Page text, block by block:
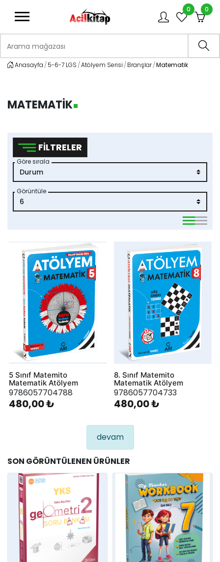
0 0
Anasayfa 5-6-7 LGS Atölyem Serisi Branşlar Matematik
MATEMATIK
FILTRELER
Göre sırala
Görüntüle
5 Sınıf Matemito
Matematik Atölyem
9786057704788
480,00 ₺
8. Sınıf Matemito
Matematik Atölyem
9786057704733
480,00 ₺
devam
SON GÖRÜNTÜLENEN ÜRÜNLER